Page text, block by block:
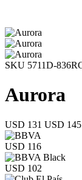
SKU 5711D-
Aurora
USD 131 USD 145
USD 116
USD 102